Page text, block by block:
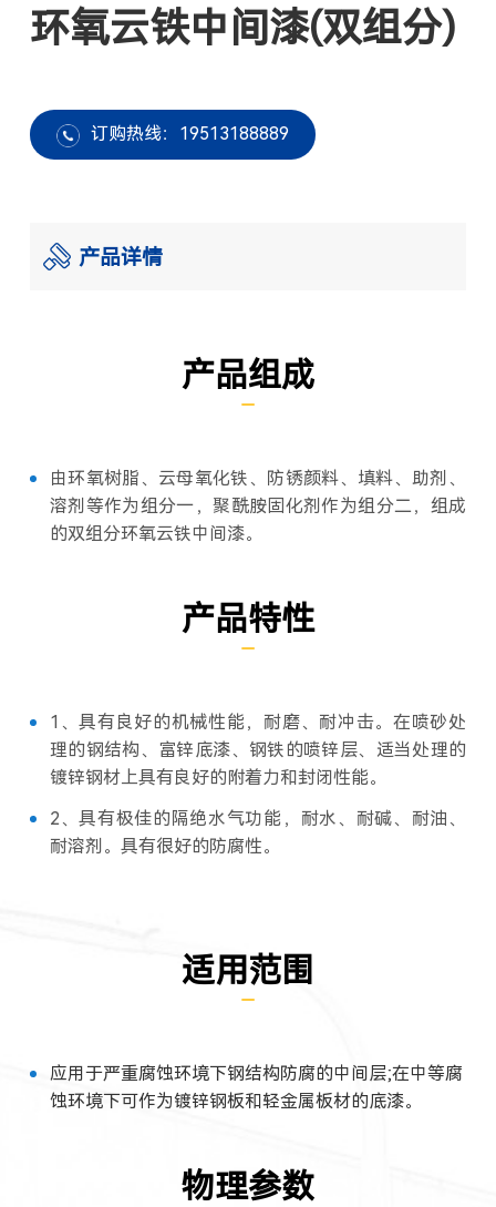
环氧云铁中间漆(双组分)
订购热线：19513188889
产品详情
产品组成
由环氧树脂、云母氧化铁、防锈颜料、填料、助剂、
溶剂等作为组分一，聚酰胺固化剂作为组分二，组成
的双组分环氧云铁中间漆。
产品特性
1、具有良好的机械性能，耐磨、耐冲击。在喷砂处
理的钢结构、富锌底漆、钢铁的喷锌层、适当处理的
镀锌钢材上具有良好的附着力和封闭性能。
2、具有极佳的隔绝水气功能，耐水、耐碱、耐油、
耐溶剂。具有很好的防腐性。
适用范围
应用于严重腐蚀环境下钢结构防腐的中间层;在中等腐
蚀环境下可作为镀锌钢板和轻金属板材的底漆。
物理参数